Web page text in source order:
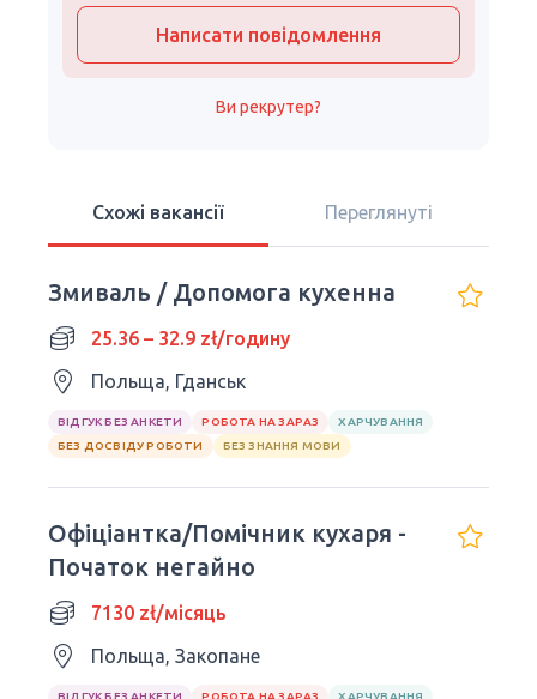
Написати повідомлення
Ви рекрутер?
Схожі вакансії Переглянуті
Змиваль / Допомога кухенна
25.36 – 32.9 zł/годину
Польща, Гданськ
ВІДГУК БЕЗ АНКЕТИ РОБОТА НА ЗАРАЗ
ХАРЧУВАННЯ
БЕЗ ДОСВІДУ РОБОТИ
БЕЗ ЗНАННЯ МОВИ
Офіціантка/Помічник кухаря -
Початок негайно
7130 zł/місяць
Польща, Закопане
ВІДГУК БЕЗ АНКЕТИ РОБОТА НА ЗАРАЗ
ХАРЧУВАННЯ